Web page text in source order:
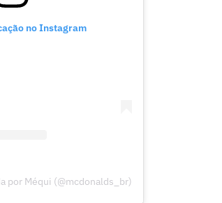
no Instagram
por Méqui (@mcdonalds_br)